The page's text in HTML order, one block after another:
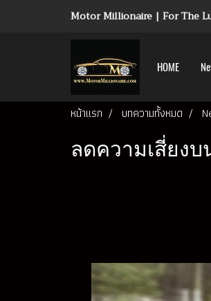
Motor Millionaire | For The
HOME
หน้าแรก บทความทั้งหมด
ลดความเสี่ยง